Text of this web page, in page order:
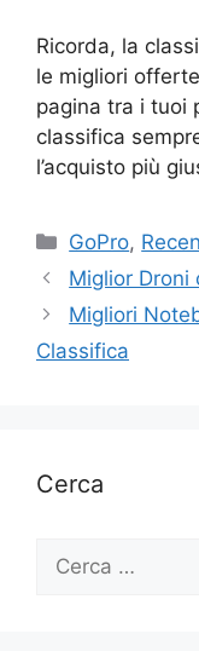
Ricorda, la
le migliori
pagina tra i tuoi
classifica
l’acquisto più
Categorie
GoPro,
Miglior Droni
Migliori
Classifica
Cerca
Ricerca